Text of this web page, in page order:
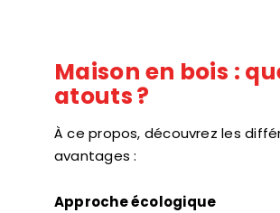
Maison en bois :
atouts ?
À ce propos, découvrez les
avantages :
Approche écologique